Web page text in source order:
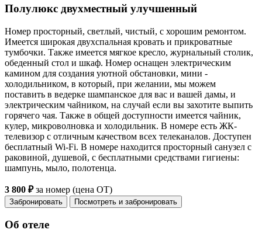
Полулюкс двухместный улучшенный
Номер просторный, светлый, чистый, с хорошим ремонтом.
Имеется широкая двухспальная кровать и прикроватные
тумбочки. Также имеется мягкое кресло, журнальный столик,
обеденный стол и шкаф. Номер оснащен электрическим
камином для создания уютной обстановки, мини -
холодильником, в который, при желании, мы можем
поставить в ведерке шампанское для вас и вашей дамы, и
электрическим чайником, на случай если вы захотите выпить
горячего чая. Также в общей доступности имеется чайник,
кулер, микроволновка и холодильник. В номере есть ЖК-
телевизор с отличным качеством всех телеканалов. Доступен
бесплатный Wi-Fi. В номере находится просторный санузел с
раковиной, душевой, с бесплатными средствами гигиены:
шампунь, мыло, полотенца.
3 800 ₽за номер (цена ОТ)
Забронировать Посмотреть и забронировать
Об отеле